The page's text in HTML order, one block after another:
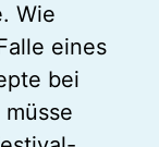
Wie
eines
bei